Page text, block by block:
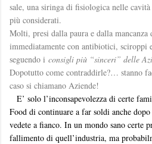
sale, una siringa di fisiologica nelle
più considerati.
Molti, presi dalla paura e dalla mancanza
immediatamente con antibiotici, sciroppi
seguendo i consigli più “sinceri” delle
Dopotutto come contraddirle?… stanno
caso si chiamano Aziende!
E’ solo l’inconsapevolezza di certe
Food di continuare a far soldi anche
vedete a fianco. In un mondo sano certe
fallimento di quell’industria, ma